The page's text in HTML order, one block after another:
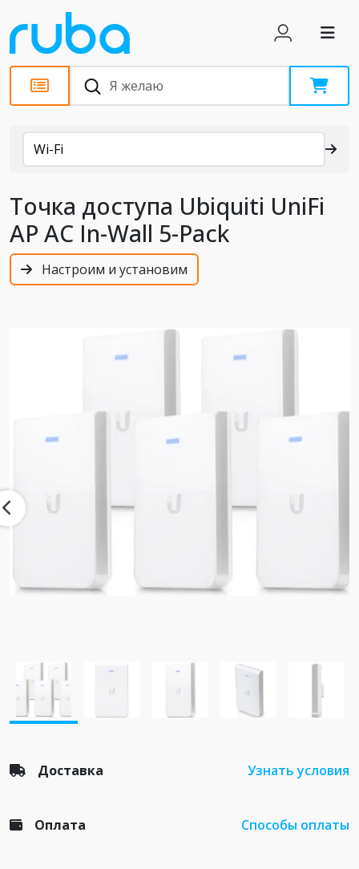
Каталог
Wi-Fi
Точка доступа Ubiquiti UniFi
AP AC In-Wall 5-Pack
Настроим и установим
Доставка Узнать условия
Оплата Способы оплаты